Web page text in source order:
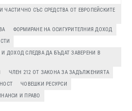
СЪС СРЕДСТВА ОТ ЕВРОПЕЙСКИТЕ
ФОРМИРАНЕ НА ОСИГУРИТЕЛНИЯ ДОХОД
ДОХОД СЛЕДВА ДА БЪДАТ ЗАВЕРЕНИ В
ЧЛЕН 212 ОТ ЗАКОНА ЗА ЗАДЪЛЖЕНИЯТА
ЧОВЕШКИ РЕСУРСИ
И ПРАВО